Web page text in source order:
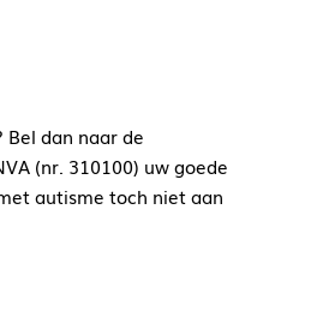
dan naar de
(nr. 310100) uw goede
autisme toch niet aan